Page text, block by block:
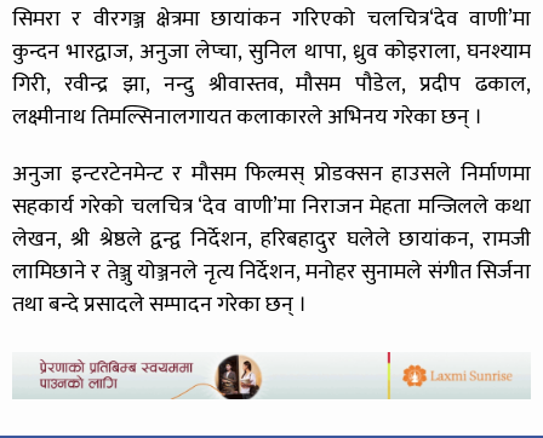
सिमरा र वीरगञ्ज क्षेत्रमा छायांकन गरिएको चलचित्र‘देव वाणी’मा
कुन्दन भारद्वाज, अनुजा लेप्चा, सुनिल थापा, ध्रुव कोइराला, घनश्याम
गिरी, रवीन्द्र झा, नन्दु श्रीवास्तव, मौसम पौडेल, प्रदीप ढकाल,
लक्ष्मीनाथ तिमल्सिनालगायत कलाकारले अभिनय गरेका छन् ।
अनुजा इन्टरटेनमेन्ट र मौसम फिल्मस् प्रोडक्सन हाउसले निर्माणमा
सहकार्य गरेको चलचित्र ‘देव वाणी’मा निराजन मेहता मन्जिलले कथा
लेखन, श्री श्रेष्ठले द्वन्द्व निर्देशन, हरिबहादुर घलेले छायांकन, रामजी
लामिछाने र तेञ्जु योञ्जनले नृत्य निर्देशन, मनोहर सुनामले संगीत सिर्जना
तथा बन्दे प्रसादले सम्पादन गरेका छन् ।